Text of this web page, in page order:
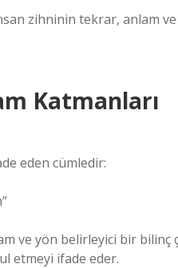
zihninin tekrar, anlam ve
Katmanları
eden cümledir:
ve yön belirleyici bir
etmeyi ifade eder.